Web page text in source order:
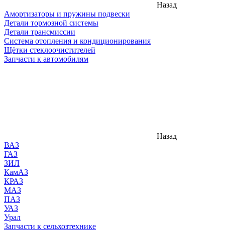
Назад
Амортизаторы и пружины подвески
Детали тормозной системы
Детали трансмиссии
Система отопления и кондиционирования
Щётки стеклоочистителей
Запчасти к автомобилям
Назад
ВАЗ
ГАЗ
ЗИЛ
КамАЗ
КРАЗ
МАЗ
ПАЗ
УАЗ
Урал
Запчасти к сельхозтехнике